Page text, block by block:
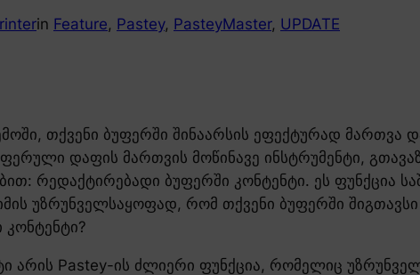
in Feature, Pastey, PasteyMaster, UPDATE
თქვენი ბუფერში შინაარსის ეფექტურად მართვა
დაფის მართვის მოწინავე ინსტრუმენტი,
რედაქტირებადი ბუფერში კონტენტი. ეს ფუნქცია
უზრუნველსაყოფად, რომ თქვენი ბუფერში
არის Pastey-ის ძლიერი ფუნქცია, რომელიც